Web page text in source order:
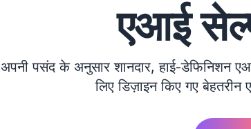
एआई
अपनी पसंद के अनुसार शानदार, हाई-डेफिनिशन
लिए डिज़ाइन किए गए